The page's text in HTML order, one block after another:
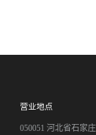
营业地点
050051 河北省石家